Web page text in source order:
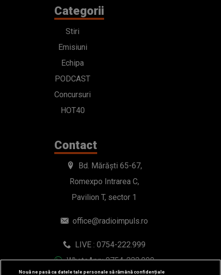
Categorii
Stiri
Emisiuni
Echipa
PODCAST
Concursuri
HOT40
Contact
Bd. Mărăști 65-67,
Romexpo Intrarea C,
Pavilion T, sector 1
office@radioimpuls.ro
LIVE : 0754-222.999
WhatsApp: 0754-222.999
Nouă ne pasă ca datele tale personale să rămână confidențiale